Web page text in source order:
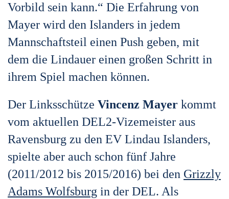
Vorbild sein kann.“ Die Erfahrung von
Mayer wird den Islanders in jedem
Mannschaftsteil einen Push geben, mit
dem die Lindauer einen großen Schritt in
ihrem Spiel machen können.
Der Linksschütze Vincenz Mayer kommt
vom aktuellen DEL2-Vizemeister aus
Ravensburg zu den EV Lindau Islanders,
spielte aber auch schon fünf Jahre
(2011/2012 bis 2015/2016) bei den Grizzly
Adams Wolfsburg in der DEL. Als